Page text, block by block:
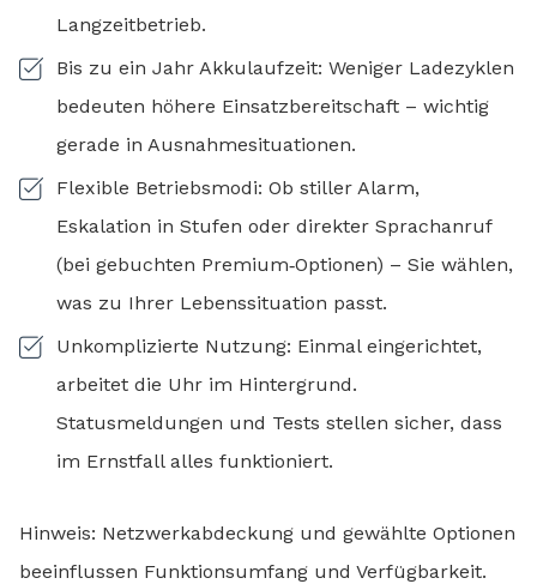
Langzeitbetrieb.
Bis zu ein Jahr Akkulaufzeit: Weniger Ladezyklen
bedeuten höhere Einsatzbereitschaft – wichtig
gerade in Ausnahmesituationen.
Flexible Betriebsmodi: Ob stiller Alarm,
Eskalation in Stufen oder direkter Sprachanruf
(bei gebuchten Premium‑Optionen) – Sie wählen,
was zu Ihrer Lebenssituation passt.
Unkomplizierte Nutzung: Einmal eingerichtet,
arbeitet die Uhr im Hintergrund.
Statusmeldungen und Tests stellen sicher, dass
im Ernstfall alles funktioniert.
Hinweis: Netzwerkabdeckung und gewählte Optionen
beeinflussen Funktionsumfang und Verfügbarkeit.